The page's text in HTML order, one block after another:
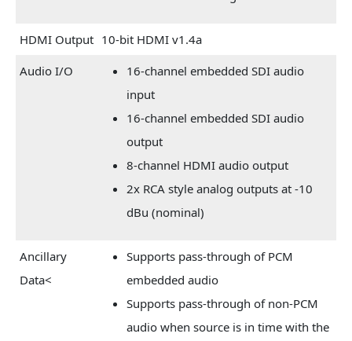
HDMI Output 10-bit HDMI v1.4a
Audio I/O
16-channel embedded SDI audio
input
16-channel embedded SDI audio
output
8-channel HDMI audio output
2x RCA style analog outputs at -10
dBu (nominal)
Ancillary
Data<
Supports pass-through of PCM
embedded audio
Supports pass-through of non-PCM
audio when source is in time with the